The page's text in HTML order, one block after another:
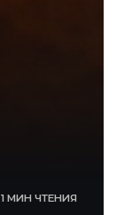
1 МИН ЧТЕНИЯ